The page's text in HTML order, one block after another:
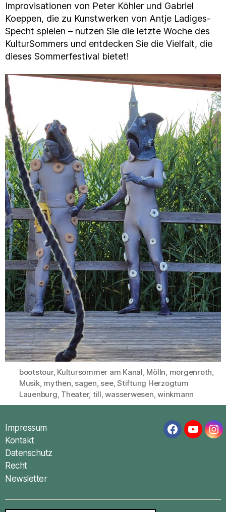
Improvisationen von Peter Köhler und Gabriel
Koeppen, die zu Kunstwerken von Antje Ladiges-
Specht spielen – nutzen Sie die letzte Woche des
KulturSommers und entdecken Sie die Vielfalt, die
dieses Sommerfestival bietet!
Schlagwörter
bootstour, Kultursommer am Kanal, Mölln, morgenroth,
Musik, mythen, sagen, see,Stiftung Herzogtum
Lauenburg, Theater, till,wasserwesen,winkmann
Impressum
Kontakt
Datenschutz
Recht
Newsletter
Facebook